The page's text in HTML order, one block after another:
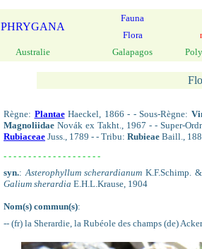
PHRYGANA
Fauna
Flora
Australie
Galapagos
Règne: PlantaeHaeckel, 1866 - - Sous-Règne:
Magnoliidae Novák ex Takht., 1967 - - Super-
Rubiaceae Juss., 1789 - - Tribu: Rubieae Baill.,
- - - - - - - - - - - - - - - - - - - -
syn.:Asterophyllum scherardianum K.F.Schimp.
Galium sherardia E.H.L.Krause, 1904
Nom(s) commun(s):
-- (fr) la Sherardie, la Rubéole des champs (de)